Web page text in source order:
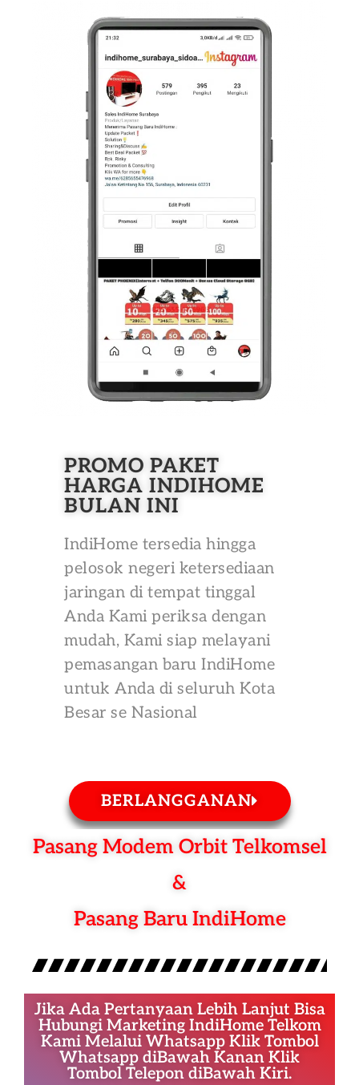
PROMO PAKET
HARGA INDIHOME
BULAN INI
IndiHome tersedia hingga
pelosok negeri ketersediaan
jaringan di tempat tinggal
Anda Kami periksa dengan
mudah, Kami siap melayani
pemasangan baru IndiHome
untuk Anda di seluruh Kota
Besar se Nasional
BERLANGGANAN
Pasang Modem Orbit Telkomsel
&
Pasang Baru IndiHome
Jika Ada Pertanyaan Lebih Lanjut Bisa
Hubungi Marketing IndiHome Telkom
Kami Melalui Whatsapp Klik Tombol
Whatsapp diBawah Kanan Klik
Tombol Telepon diBawah Kiri.